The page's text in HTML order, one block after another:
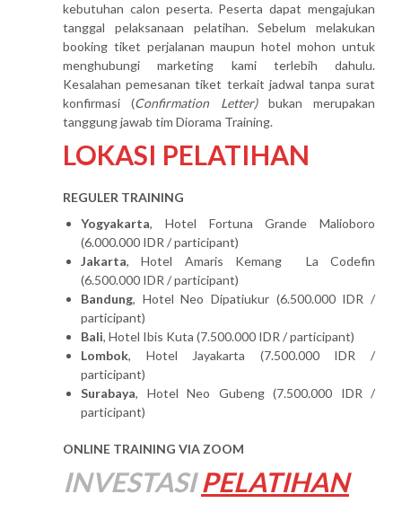
kebutuhan calon peserta. Peserta dapat mengajukan
tanggal pelaksanaan pelatihan. Sebelum melakukan
booking tiket perjalanan maupun hotel mohon untuk
menghubungi marketing kami terlebih dahulu.
Kesalahan pemesanan tiket terkait jadwal tanpa surat
konfirmasi (Confirmation Letter)bukan merupakan
tanggung jawab tim Diorama Training.
LOKASI PELATIHAN
REGULER TRAINING
Yogyakarta, Hotel Fortuna Grande Malioboro
(6.000.000 IDR / participant)
Jakarta, Hotel Amaris Kemang La Codefin
(6.500.000 IDR / participant)
Bandung, Hotel Neo Dipatiukur (6.500.000 IDR /
participant)
Bali, Hotel Ibis Kuta (7.500.000 IDR / participant)
Lombok, Hotel Jayakarta (7.500.000 IDR /
participant)
Surabaya, Hotel Neo Gubeng (7.500.000 IDR /
participant)
ONLINE TRAINING VIA ZOOM
INVESTASI PELATIHAN